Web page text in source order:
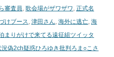
審査員, 歌会場がザワザワ, 正式名
けブース, 津田さん, 海外に逃亡, 海
まりがけで来てる遠征組ツイッタ
偽2ch疑惑ひろゆき批判ろま○こさ